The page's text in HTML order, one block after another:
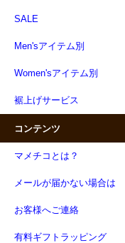
SALE
Men'sアイテム別
Women'sアイテム別
裾上げサービス
コンテンツ
マメチコとは？
メールが届かない場合は
お客様へご連絡
有料ギフトラッピング